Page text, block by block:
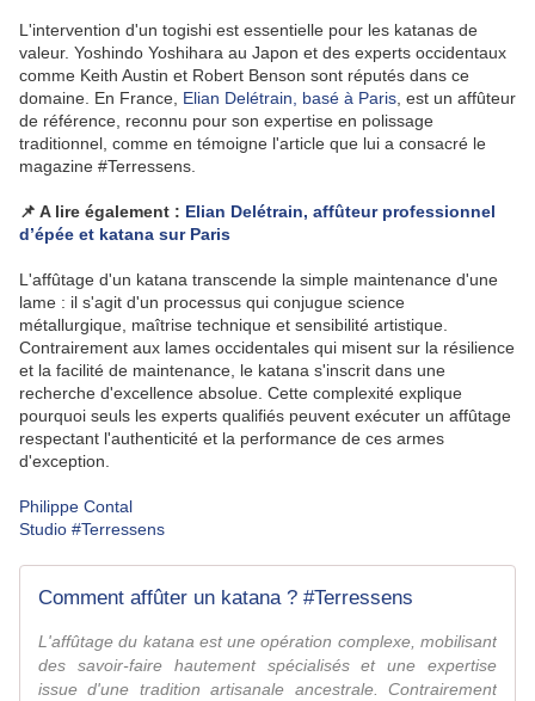
L'intervention d'un togishi est essentielle pour les katanas de
valeur. Yoshindo Yoshihara au Japon et des experts occidentaux
comme Keith Austin et Robert Benson sont réputés dans ce
domaine. En France, Elian Delétrain, basé à Paris, est un affûteur
de référence, reconnu pour son expertise en polissage
traditionnel, comme en témoigne l'article que lui a consacré le
magazine #Terressens.
📌 A lire également : Elian Delétrain, affûteur professionnel
d’épée et katana sur Paris
L'affûtage d'un katana transcende la simple maintenance d'une
lame : il s'agit d'un processus qui conjugue science
métallurgique, maîtrise technique et sensibilité artistique.
Contrairement aux lames occidentales qui misent sur la résilience
et la facilité de maintenance, le katana s'inscrit dans une
recherche d'excellence absolue. Cette complexité explique
pourquoi seuls les experts qualifiés peuvent exécuter un affûtage
respectant l'authenticité et la performance de ces armes
d'exception.
Philippe Contal
Studio #Terressens
Comment affûter un katana ? #Terressens
L'affûtage du katana est une opération complexe, mobilisant
des savoir-faire hautement spécialisés et une expertise
issue d'une tradition artisanale ancestrale. Contrairement